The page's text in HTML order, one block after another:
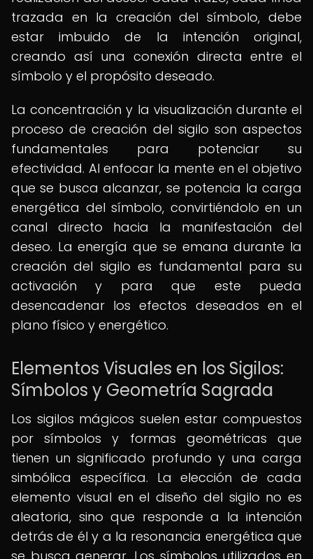
trazada en la creación del símbolo, debe
estar imbuido de la intención original,
creando así una conexión directa entre el
símbolo y el propósito deseado.
La concentración y la visualización durante el
proceso de creación del sigilo son aspectos
fundamentales para potenciar su
efectividad. Al enfocar la mente en el objetivo
que se busca alcanzar, se potencia la carga
energética del símbolo, convirtiéndolo en un
canal directo hacia la manifestación del
deseo. La energía que se emana durante la
creación del sigilo es fundamental para su
activación y para que este pueda
desencadenar los efectos deseados en el
plano físico y energético.
Elementos Visuales en los Sigilos:
Símbolos y Geometría Sagrada
Los sigilos mágicos suelen estar compuestos
por símbolos y formas geométricas que
tienen un significado profundo y una carga
simbólica específica. La elección de cada
elemento visual en el diseño del sigilo no es
aleatoria, sino que responde a la intención
detrás de él y a la resonancia energética que